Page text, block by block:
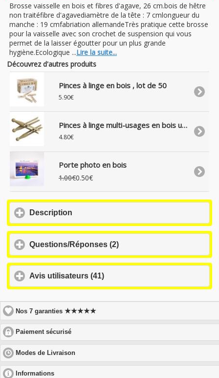
Brosse vaisselle en bois et fibres d'agave, 26 cm.bois de hêtre
non traitéfibre d'agavediamètre de la tête : 7 cmlongueur du
manche : 19 cmfabriation allemandeTrès pratique cette brosse
pour la vaisselle avec son crochet de suspension qui vous
permet de la laisser égoutter pour un plus grande
hygiène.Ecologique ...Lire la suite...
Découvrez d'autres produits
Pinces à linge en bois , lot de 50
5.90€
Pinces à linge multi-usages en bois uniquement, lot de 25
4.80€
Porte photo en bois
1.00€0.50€
Description
to
expand
contents
Questions/Réponses (2)
expand
Avis utilisateurs (41)
to
contents
Nos 7 garanties★★★★★
Paiement sécurisé
to
expand
Modes de Livraison
to
Informations